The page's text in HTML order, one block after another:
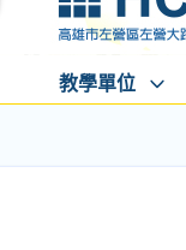
教學單位